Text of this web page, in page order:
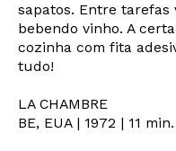
sapatos. Entre tarefas
bebendo vinho. A
cozinha com fita
tudo!
LA CHAMBRE
BE, EUA | 1972 | 11 min.